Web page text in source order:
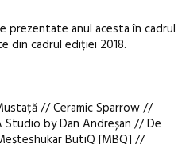
prezentate anul acesta în cadrul
din cadrul ediției 2018.
// Ceramic Sparrow //
by Dan Andreșan // De
ButiQ [MBQ] //